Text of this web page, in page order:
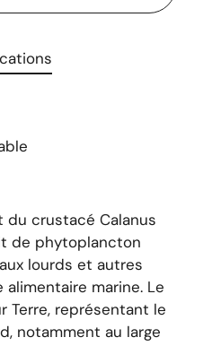
du crustacé Calanus
de phytoplancton
lourds et autres
marine. Le
Terre, représentant le
notamment au large